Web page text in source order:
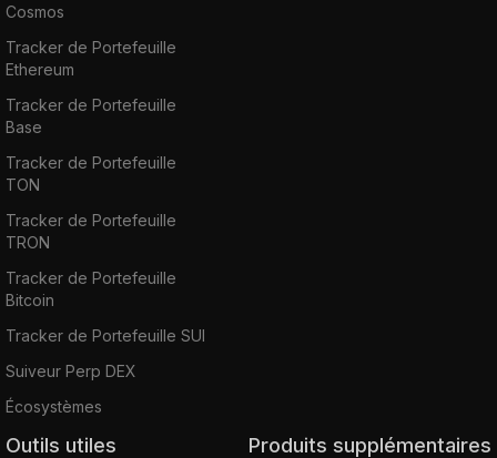
Cosmos
Tracker de Portefeuille
Ethereum
Tracker de Portefeuille
Base
Tracker de Portefeuille
TON
Tracker de Portefeuille
TRON
Tracker de Portefeuille
Bitcoin
Tracker de Portefeuille SUI
Suiveur Perp DEX
Écosystèmes
Outils utiles Produits supplémentaires